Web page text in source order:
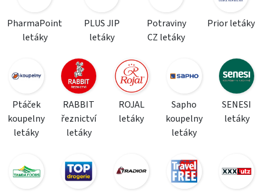
PharmaPoint
letáky
PLUS JIP
letáky
Potraviny
CZ letáky
Prior letáky
Ptáček
koupelny
letáky
RABBIT
řeznictví
letáky
ROJAL
letáky
Sapho
koupelny
letáky
SENESI
letáky